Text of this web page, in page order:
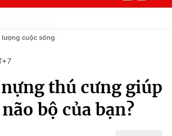
lượng cuộc sống
thú cưng giúp
bộ của bạn?